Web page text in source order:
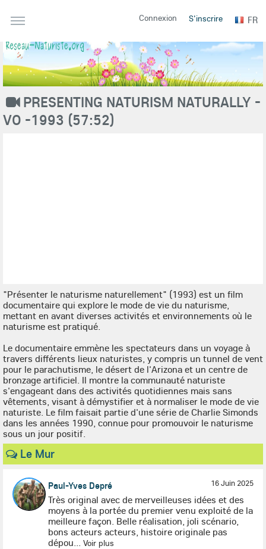
Connexion S'inscrire FR
PRESENTING NATURISM NATURALLY -
VO -1993 (57:52)
"Présenter le naturisme naturellement" (1993) est un film
documentaire qui explore le mode de vie du naturisme,
mettant en avant diverses activités et environnements où le
naturisme est pratiqué.
Le documentaire emmène les spectateurs dans un voyage à
travers différents lieux naturistes, y compris un tunnel de vent
pour le parachutisme, le désert de l'Arizona et un centre de
bronzage artificiel. Il montre la communauté naturiste
s'engageant dans des activités quotidiennes mais sans
vêtements, visant à démystifier et à normaliser le mode de vie
naturiste. Le film faisait partie d'une série de Charlie Simonds
dans les années 1990, connue pour promouvoir le naturisme
sous un jour positif.
Le Mur
16 Juin 2025
Paul-Yves Depré
Très original avec de merveilleuses idées et des
moyens à la portée du premier venu exploité de la
meilleure façon. Belle réalisation, joli scénario,
bons acteurs acteurs, histoire originale pas
dépou... Voir plus